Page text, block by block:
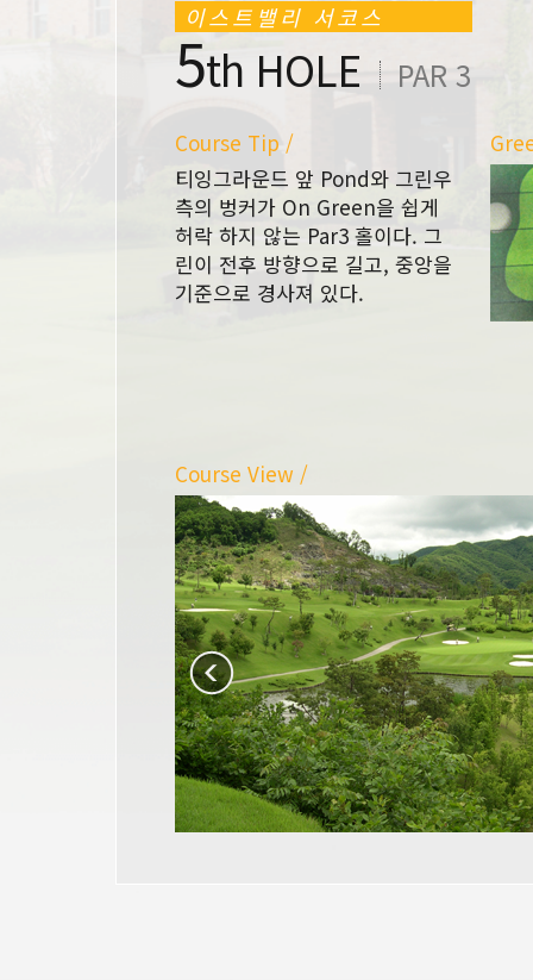
이스트밸리 서코스
5th HOLE PAR 3
Course Tip /
티잉그라운드 앞 Pond와 그린우
측의 벙커가 On Green을 쉽게
허락 하지 않는 Par3 홀이다. 그
린이 전후 방향으로 길고, 중앙을
기준으로 경사져 있다.
Course View /